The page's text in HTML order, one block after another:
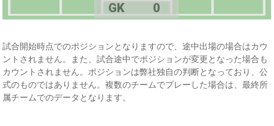
GK 0
試合開始時点でのポジションとなりますので、途中出場の場合はカウ
ントされません。また、試合途中でポジションが変更となった場合も
カウントされません。ポジションは弊社独自の判断となっており、公
式のものではありません。複数のチームでプレーした場合は、最終所
属チームでのデータとなります。